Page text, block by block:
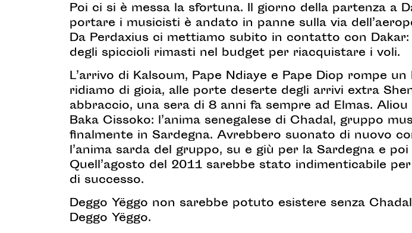
Poi ci si è messa la sfortuna. Il giorno della partenza a
portare i musicisti è andato in panne sulla via
Da Perdaxius ci mettiamo subito in contatto con
degli spiccioli rimasti nel budget per riacquistare i voli.
L’arrivo di Kalsoum, Pape Ndiaye e Pape Diop rompe
ridiamo di gioia, alle porte deserte degli arrivi extra
abbraccio, una sera di 8 anni fa sempre ad Elmas.
Baka Cissoko: l’anima senegalese di Chadal, gruppo
finalmente in Sardegna. Avrebbero suonato di nuovo
l’anima sarda del gruppo, su e giù per la Sardegna e
Quell’agosto del 2011 sarebbe stato indimenticabile
di successo.
Deggo Yëggo non sarebbe potuto esistere senza
Deggo Yëggo.